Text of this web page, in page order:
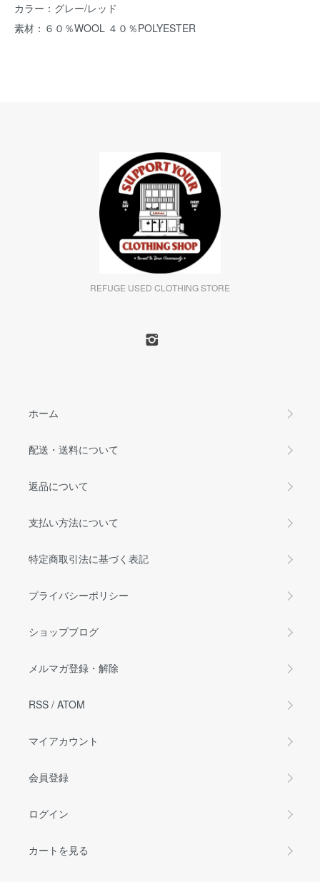
カラー：グレー/レッド
素材：６０％WOOL ４０％POLYESTER
REFUGE USED CLOTHING STORE
ホーム
配送・送料について
返品について
支払い方法について
特定商取引法に基づく表記
プライバシーポリシー
ショップブログ
メルマガ登録・解除
RSS / ATOM
マイアカウント
会員登録
ログイン
カートを見る